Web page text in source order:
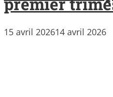
15 avril 202614 avril 2026